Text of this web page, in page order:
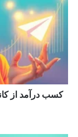
کسب درآمد از